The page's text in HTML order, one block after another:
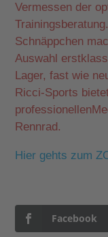
Vermessen der
Schnäppchen
Auswahl
Lager, fast wie
Ricci-Sports
Rennrad.
Hier gehts zum
Facebook